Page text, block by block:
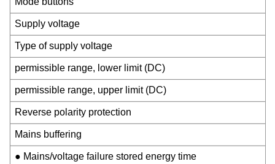
Supply voltage
Type of supply voltage
permissible range, lower limit (DC)
permissible range, upper limit (DC)
Reverse polarity protection
Mains buffering
● Mains/voltage failure stored energy time